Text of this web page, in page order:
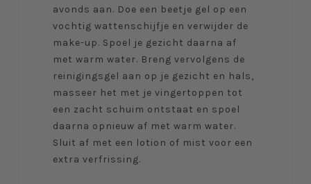
avonds aan. Doe een beetje gel op een
vochtig wattenschijfje en verwijder de
make-up. Spoel je gezicht daarna af
met warm water. Breng vervolgens de
reinigingsgel aan op je gezicht en hals,
masseer het met je vingertoppen tot
een zacht schuim ontstaat en spoel
daarna opnieuw af met warm water.
Sluit af met een lotion of mist voor een
extra verfrissing.